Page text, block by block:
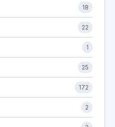
18
22
1
25
172
2